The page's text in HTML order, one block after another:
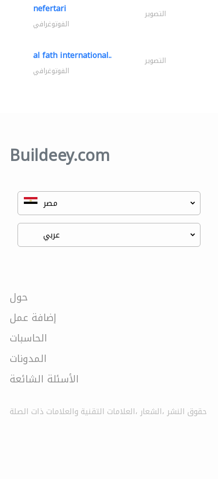
nefertari التصوير
الفوتوغرافي
al fath international.. التصوير
الفوتوغرافي
Buildeey.com
حول
إضافة عمل
الحاسبات
المدونات
الأسئلة الشائعة
حقوق النشر ،الشعار ،العلامات التقنية والعلامات ذات الصلة